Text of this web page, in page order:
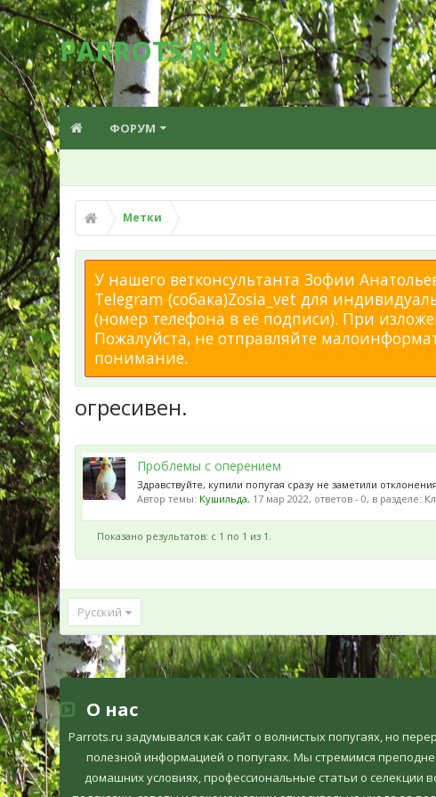
PARROTS.RU
ФОРУМ
Метки
У нашего ветконсультанта Зофии
Telegram (собака)Zosia_vet для
(номер телефона в её подписи). При
Пожалуйста, не отправляйте
понимание.
огресивен.
Проблемы с оперением
Здравствуйте, купили попугая сразу не заметили
Автор темы: Кушильда, 17 мар 2022, ответов - 0, в разделе:
Показано результатов: с 1 по 1 из 1.
Русский
О нас
Parrots.ru задумывался как сайт о волнистых попугаях, но
полезной информацией о попугаях. Мы стремимся
домашних условиях, профессиональные статьи о селекции